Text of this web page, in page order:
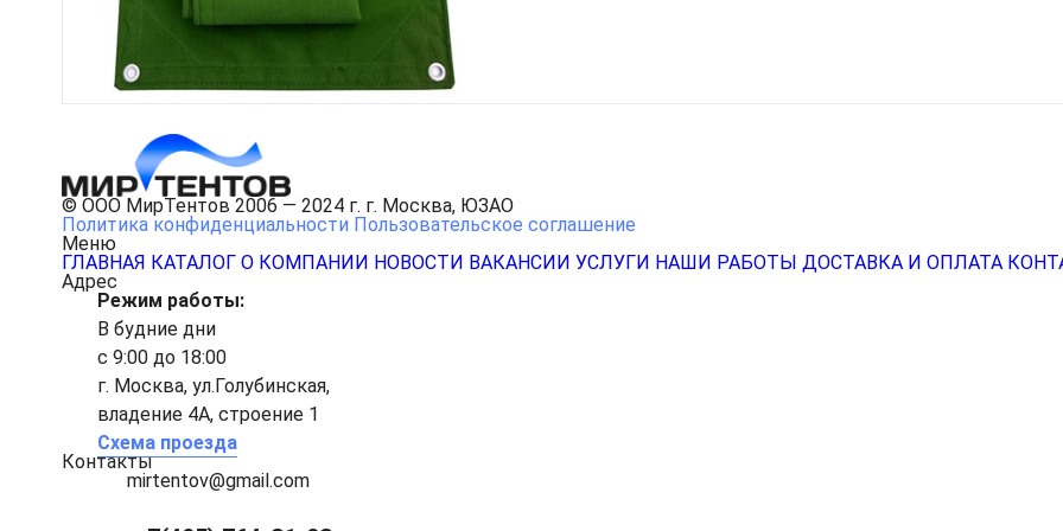
© ООО МирТентов 2006 — 2024 г. г. Москва, ЮЗАО
Политика конфиденциальности Пользовательское соглашение
Меню
ГЛАВНАЯ КАТАЛОГ О КОМПАНИИ НОВОСТИ ВАКАНСИИ УСЛУГИ НАШИ РАБОТЫ ДОСТАВКА И ОПЛАТА
Адрес
Режим работы:
В будние дни
с 9:00 до 18:00
г. Москва, ул.Голубинская,
владение 4А, строение 1
Схема проезда
Контакты
mirtentov@gmail.com